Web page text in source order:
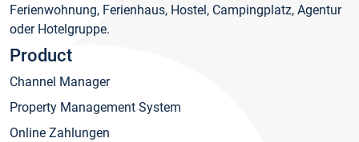
Ferienwohnung, Ferienhaus, Hostel, Campingplatz, Agentur
oder Hotelgruppe.
Product
Channel Manager
Property Management System
Online Zahlungen